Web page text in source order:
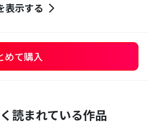
表示する
めて購入
読まれている作品